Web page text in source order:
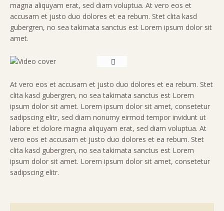
magna aliquyam erat, sed diam voluptua. At vero eos et
accusam et justo duo dolores et ea rebum. Stet clita kasd
gubergren, no sea takimata sanctus est Lorem ipsum dolor sit
amet.
At vero eos et accusam et justo duo dolores et ea rebum. Stet
clita kasd gubergren, no sea takimata sanctus est Lorem
ipsum dolor sit amet. Lorem ipsum dolor sit amet, consetetur
sadipscing elitr, sed diam nonumy eirmod tempor invidunt ut
labore et dolore magna aliquyam erat, sed diam voluptua. At
vero eos et accusam et justo duo dolores et ea rebum. Stet
clita kasd gubergren, no sea takimata sanctus est Lorem
ipsum dolor sit amet. Lorem ipsum dolor sit amet, consetetur
sadipscing elitr.